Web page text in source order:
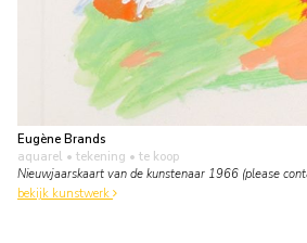
Eugène Brands
aquarel • tekening • te koop
Nieuwjaarskaart van de kunstenaar 1966 (please
bekijk kunstwerk